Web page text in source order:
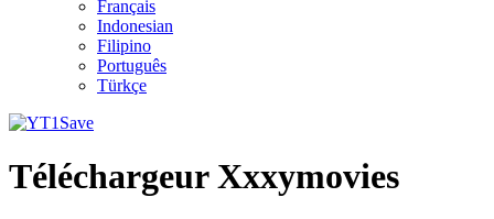
Français
Indonesian
Filipino
Português
Türkçe
Téléchargeur Xxxymovies